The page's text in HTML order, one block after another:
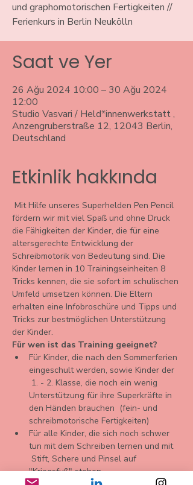
und graphomotorischen Fertigkeiten //
Ferienkurs in Berlin Neukölln
Saat ve Yer
26 Ağu 2024 10:00 – 30 Ağu 2024
12:00
Studio Vasvari / Held*innenwerkstatt ,
Anzengruberstraße 12, 12043 Berlin,
Deutschland
Etkinlik hakkında
Mit Hilfe unseres Superhelden Pen Pencil
fördern wir mit viel Spaß und ohne Druck
die Fähigkeiten der Kinder, die für eine
altersgerechte Entwicklung der
Schreibmotorik von Bedeutung sind. Die
Kinder lernen in 10 Trainingseinheiten 8
Tricks kennen, die sie sofort im schulischen
Umfeld umsetzen können. Die Eltern
erhalten eine Infobroschüre und Tipps und
Tricks zur bestmöglichen Unterstützung
der Kinder.
Für wen ist das Training geeignet?
Für Kinder, die nach den Sommerferien
eingeschult werden, sowie Kinder der
1. - 2. Klasse, die noch ein wenig
Unterstützung für ihre Superkräfte in
den Händen brauchen  (fein- und
schreibmotorische Fertigkeiten)
Für alle Kinder, die sich noch schwer
tun mit dem Schreiben lernen und mit
Stift, Schere und Pinsel auf
"Kriegsfuß" stehen